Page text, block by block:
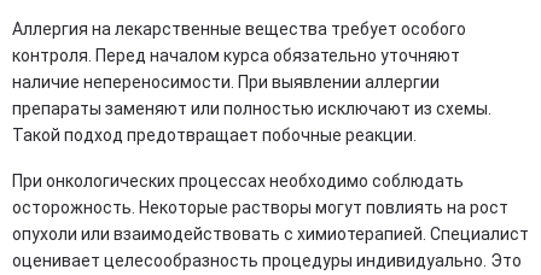
Аллергия на лекарственные вещества требует особого
контроля. Перед началом курса обязательно уточняют
наличие непереносимости. При выявлении аллергии
препараты заменяют или полностью исключают из схемы.
Такой подход предотвращает побочные реакции.
При онкологических процессах необходимо соблюдать
осторожность. Некоторые растворы могут повлиять на рост
опухоли или взаимодействовать с химиотерапией. Специалист
оценивает целесообразность процедуры индивидуально. Это